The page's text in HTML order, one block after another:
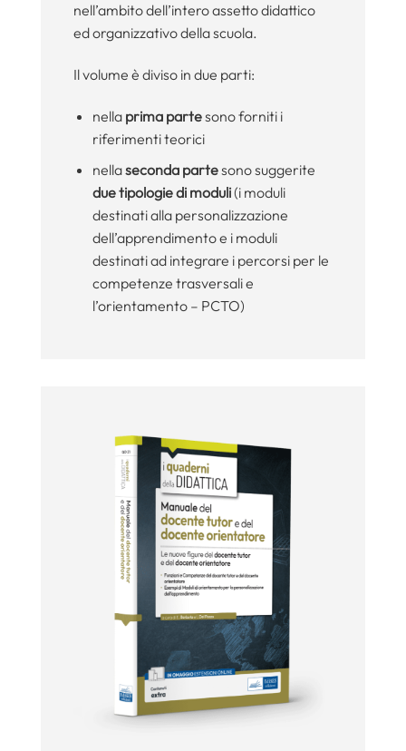
nell’ambito dell’intero assetto didattico
ed organizzativo della scuola.
Il volume è diviso in due parti:
nella prima partesono forniti i
riferimenti teorici
nellaseconda partesono suggerite
due tipologie di moduli(i moduli
destinati alla personalizzazione
dell’apprendimento e i moduli
destinati ad integrare i percorsi per le
competenze trasversali e
l’orientamento – PCTO)